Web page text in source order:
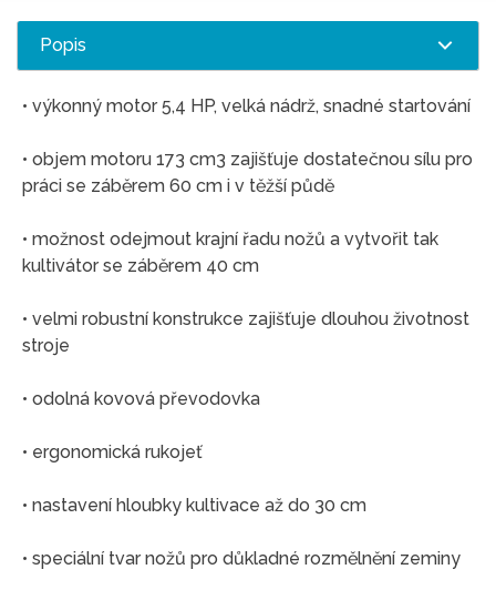
Popis
• výkonný motor 5,4 HP, velká nádrž, snadné startování
• objem motoru 173 cm3 zajišťuje dostatečnou sílu pro
práci se záběrem 60 cm i v těžší půdě
• možnost odejmout krajní řadu nožů a vytvořit tak
kultivátor se záběrem 40 cm
• velmi robustní konstrukce zajišťuje dlouhou životnost
stroje
• odolná kovová převodovka
• ergonomická rukojeť
• nastavení hloubky kultivace až do 30 cm
• speciální tvar nožů pro důkladné rozmělnění zeminy